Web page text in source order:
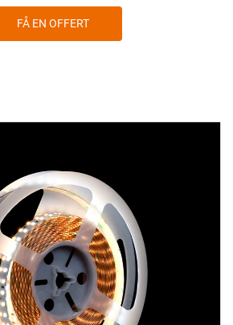
FÅ EN OFFERT